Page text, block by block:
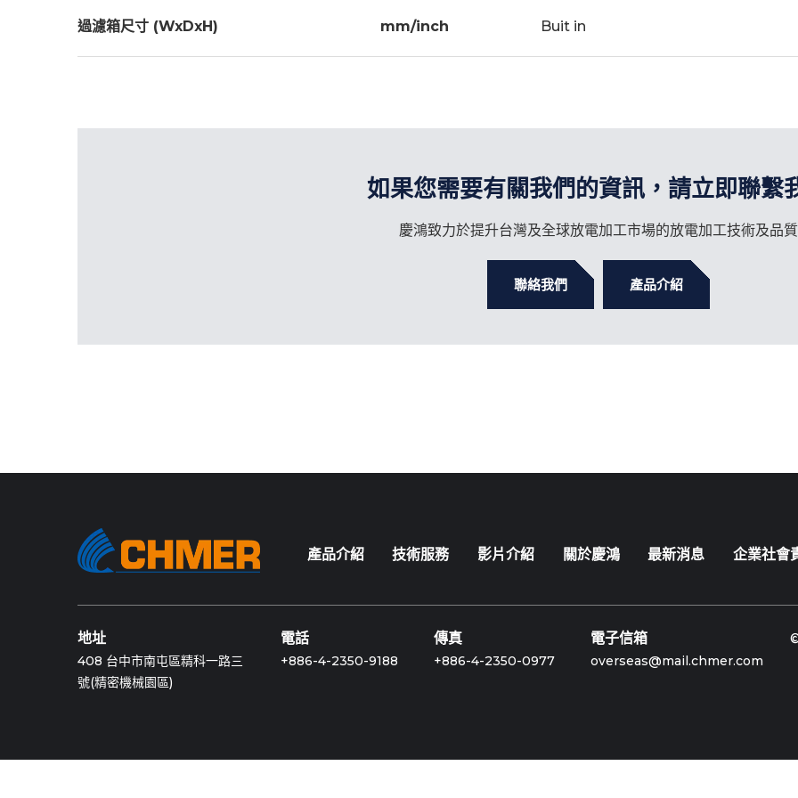
過濾箱尺寸 (WxDxH) mm/inch Buit in
如果您需要有關我們的資訊，請立即聯繫
慶鴻致力於提升台灣及全球放電加工市場的放電加工技術及品質
聯絡我們 產品介紹
產品介紹 技術服務 影片介紹 關於慶鴻 最新消息 企業社會
地址
408 台中市南屯區精科一路三
號(精密機械園區)
電話
+886-4-2350-9188
傳真
+886-4-2350-0977
電子信箱
overseas@mail.chmer.com